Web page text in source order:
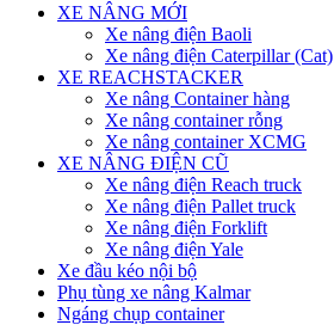
XE NÂNG MỚI
Xe nâng điện Baoli
Xe nâng điện Caterpillar (Cat)
XE REACHSTACKER
Xe nâng Container hàng
Xe nâng container rỗng
Xe nâng container XCMG
XE NÂNG ĐIỆN CŨ
Xe nâng điện Reach truck
Xe nâng điện Pallet truck
Xe nâng điện Forklift
Xe nâng điện Yale
Xe đầu kéo nội bộ
Phụ tùng xe nâng Kalmar
Ngáng chụp container